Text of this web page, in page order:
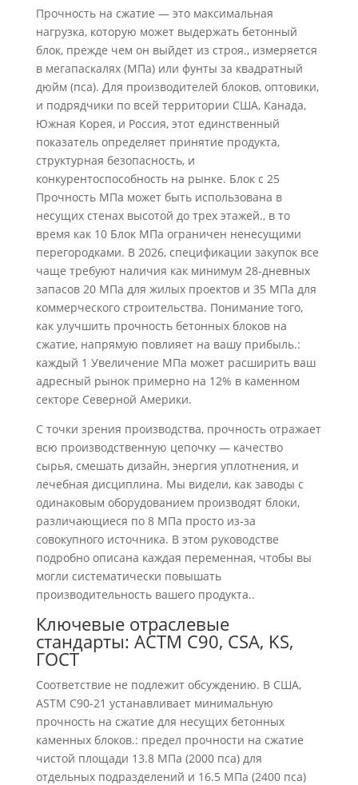
Прочность на сжатие — это максимальная
нагрузка, которую может выдержать бетонный
блок, прежде чем он выйдет из строя., измеряется
в мегапаскалях (МПа) или фунты за квадратный
дюйм (пса). Для производителей блоков, оптовики,
и подрядчики по всей территории США, Канада,
Южная Корея, и Россия, этот единственный
показатель определяет принятие продукта,
структурная безопасность, и
конкурентоспособность на рынке. Блок с 25
Прочность МПа может быть использована в
несущих стенах высотой до трех этажей., в то
время как 10 Блок МПа ограничен ненесущими
перегородками. В 2026, спецификации закупок все
чаще требуют наличия как минимум 28-дневных
запасов 20 МПа для жилых проектов и 35 МПа для
коммерческого строительства. Понимание того,
как улучшить прочность бетонных блоков на
сжатие, напрямую повлияет на вашу прибыль.:
каждый 1 Увеличение МПа может расширить ваш
адресный рынок примерно на 12% в каменном
секторе Северной Америки.
С точки зрения производства, прочность отражает
всю производственную цепочку — качество
сырья, смешать дизайн, энергия уплотнения, и
лечебная дисциплина. Мы видели, как заводы с
одинаковым оборудованием производят блоки,
различающиеся по 8 МПа просто из-за
совокупного источника. В этом руководстве
подробно описана каждая переменная, чтобы вы
могли систематически повышать
производительность вашего продукта..
Ключевые отраслевые
стандарты: АСТМ С90, CSA, KS,
ГОСТ
Соответствие не подлежит обсуждению. В США,
ASTM C90-21 устанавливает минимальную
прочность на сжатие для несущих бетонных
каменных блоков.: предел прочности на сжатие
чистой площади 13.8 МПа (2000 пса) для
отдельных подразделений и 16.5 МПа (2400 пса)